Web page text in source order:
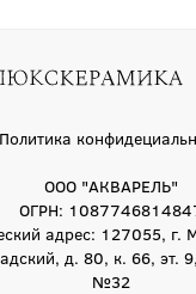
Политика
ООО "АКВАРЕЛЬ"
ОГРН:
адрес: 127055, г.
д. 80, к. 66, эт.
№32